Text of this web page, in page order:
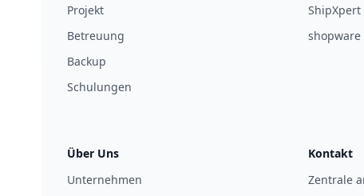
Projekt
Betreuung
Backup
Schulungen
ShipXpert
shopware
Über Uns
Unternehmen
Kontakt
Zentrale